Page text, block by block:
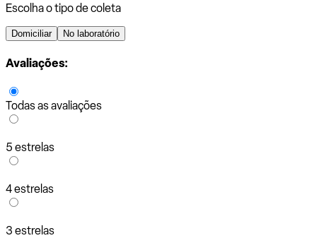
Escolha o tipo de coleta
Domiciliar No laboratório
Avaliações:
Todas as avaliações
5 estrelas
4 estrelas
3 estrelas